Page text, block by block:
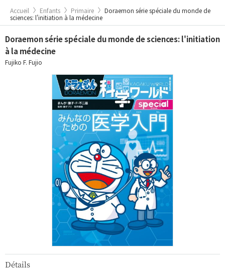
Accueil Enfants Primaire
Doraemon série spéciale du monde de
sciences: l'initiation à la médecine
Doraemon série spéciale du monde de sciences: l'initiation
à la médecine
Fujiko F. Fujio
Détails